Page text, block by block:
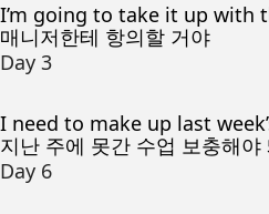
I’m going to take it up with
매니저한테 항의할 거야
Day 3
I need to make up last
지난 주에 못간 수업 보충해야
Day 6